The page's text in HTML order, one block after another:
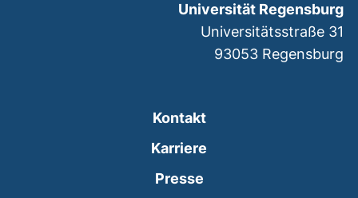
Kontakt
Karriere
Presse
Universität Regensburg
Universitätsstraße 31
93053 Regensburg